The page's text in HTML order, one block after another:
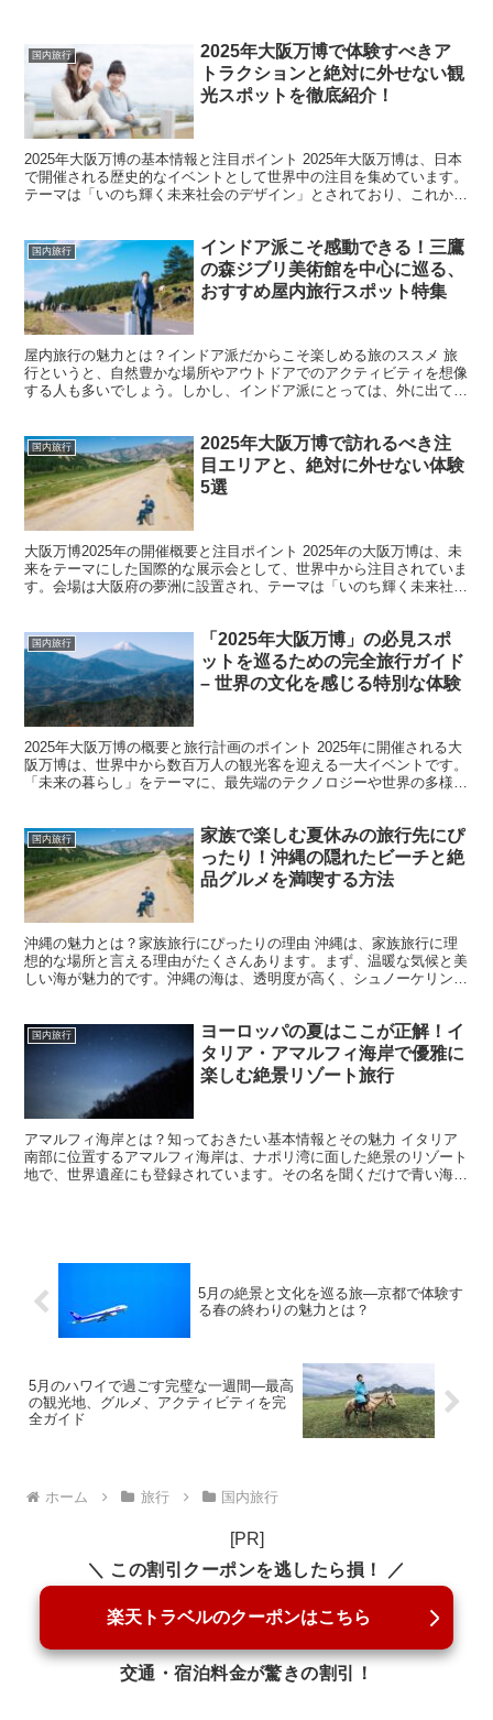
国内旅行
2025年大阪万博で体験すべきア
トラクションと絶対に外せない観
光スポットを徹底紹介！
2025年大阪万博の基本情報と注目ポイント 2025年大阪万博は、日本
で開催される歴史的なイベントとして世界中の注目を集めています。
テーマは「いのち輝く未来社会のデザイン」とされており、これから
国内旅行
インドア派こそ感動できる！三鷹
の森ジブリ美術館を中心に巡る、
おすすめ屋内旅行スポット特集
屋内旅行の魅力とは？インドア派だからこそ楽しめる旅のススメ 旅
行というと、自然豊かな場所やアウトドアでのアクティビティを想像
する人も多いでしょう。しかし、インドア派にとっては、外に出て長
国内旅行
2025年大阪万博で訪れるべき注
目エリアと、絶対に外せない体験
5選
大阪万博2025年の開催概要と注目ポイント 2025年の大阪万博は、未
来をテーマにした国際的な展示会として、世界中から注目されていま
す。会場は大阪府の夢洲に設置され、テーマは「いのち輝く未来社会
国内旅行
「2025年大阪万博」の必見スポ
ットを巡るための完全旅行ガイド
– 世界の文化を感じる特別な体験
2025年大阪万博の概要と旅行計画のポイント 2025年に開催される大
阪万博は、世界中から数百万人の観光客を迎える一大イベントです。
「未来の暮らし」をテーマに、最先端のテクノロジーや世界の多様な
国内旅行
家族で楽しむ夏休みの旅行先にぴ
ったり！沖縄の隠れたビーチと絶
品グルメを満喫する方法
沖縄の魅力とは？家族旅行にぴったりの理由 沖縄は、家族旅行に理
想的な場所と言える理由がたくさんあります。まず、温暖な気候と美
しい海が魅力的です。沖縄の海は、透明度が高く、シュノーケリング
国内旅行
ヨーロッパの夏はここが正解！イ
タリア・アマルフィ海岸で優雅に
楽しむ絶景リゾート旅行
アマルフィ海岸とは？知っておきたい基本情報とその魅力 イタリア
南部に位置するアマルフィ海岸は、ナポリ湾に面した絶景のリゾート
地で、世界遺産にも登録されています。その名を聞くだけで青い海、
5月の絶景と文化を巡る旅—京都で体験す
る春の終わりの魅力とは？
5月のハワイで過ごす完璧な一週間—最高
の観光地、グルメ、アクティビティを完
全ガイド
ホーム 旅行 国内旅行
[PR]
＼ この割引クーポンを逃したら損！ ／
楽天トラベルのクーポンはこちら
交通・宿泊料金が驚きの割引！